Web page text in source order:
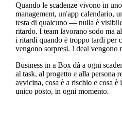
Quando le scadenze vivono in
management, un'app calendario,
testa di qualcuno — nulla è
ritardo. I team lavorano sodo ma
i ritardi quando è troppo tardi per
vengono sorpresi. I deal vengono
Business in a Box dà a ogni
al task, al progetto e alla persona
avvicina, cosa è a rischio e cosa
unico posto, in ogni momento.